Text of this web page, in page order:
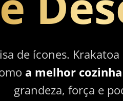
de ícones.
a melhor
grandeza, força e